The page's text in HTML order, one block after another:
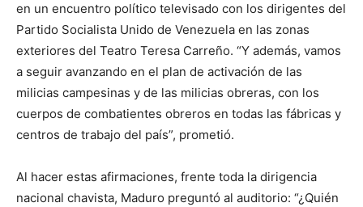
en un encuentro político televisado con los dirigentes del
Partido Socialista Unido de Venezuela en las zonas
exteriores del Teatro Teresa Carreño. “Y además, vamos
a seguir avanzando en el plan de activación de las
milicias campesinas y de las milicias obreras, con los
cuerpos de combatientes obreros en todas las fábricas y
centros de trabajo del país”, prometió.
Al hacer estas afirmaciones, frente toda la dirigencia
nacional chavista, Maduro preguntó al auditorio: “¿Quién